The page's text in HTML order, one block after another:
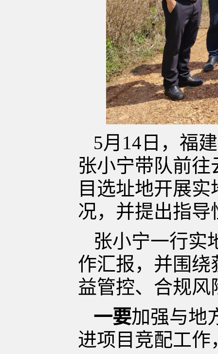
5月14日，福
张小宁带队前
目选址地开展
况，并提出指导
张小宁一行实
作汇报，并围
益管控、合规
一要加强与地
进项目竞配工